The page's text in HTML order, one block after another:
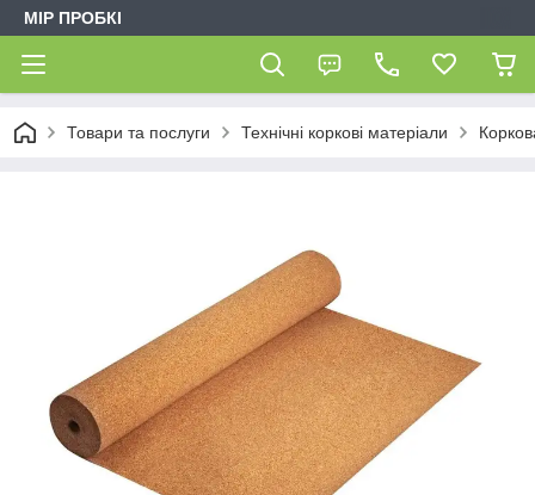
МІР ПРОБКІ
Товари та послуги Технічні коркові матеріали